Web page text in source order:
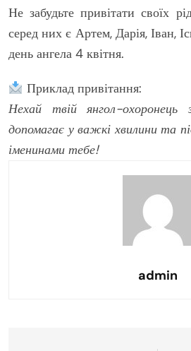
Не забудьте привітати своїх
серед них є Артем, Дарія, Іван,
день ангела 4 квітня.
Приклад привітання:
Нехай твій янгол-охоронець
допомагає у важкі хвилини та
іменинами тебе!
admin